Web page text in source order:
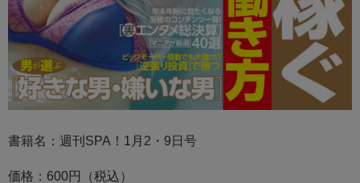
書籍名：週刊SPA！1月2・9日号
価格：600円（税込）